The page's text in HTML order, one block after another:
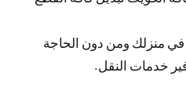
في منزلك ومن دون الحاجة
خدمات النقل.